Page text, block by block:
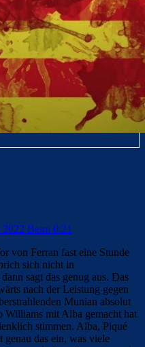
2022 Beim 0:21
von Ferran fast eine Stunde
sich nicht in
sagt das genug aus. Das
nach der Leistung gegen
Munian absolut
Williams mit Alba gemacht hat
stimmen. Alba, Piqué
genau das ein, was viele